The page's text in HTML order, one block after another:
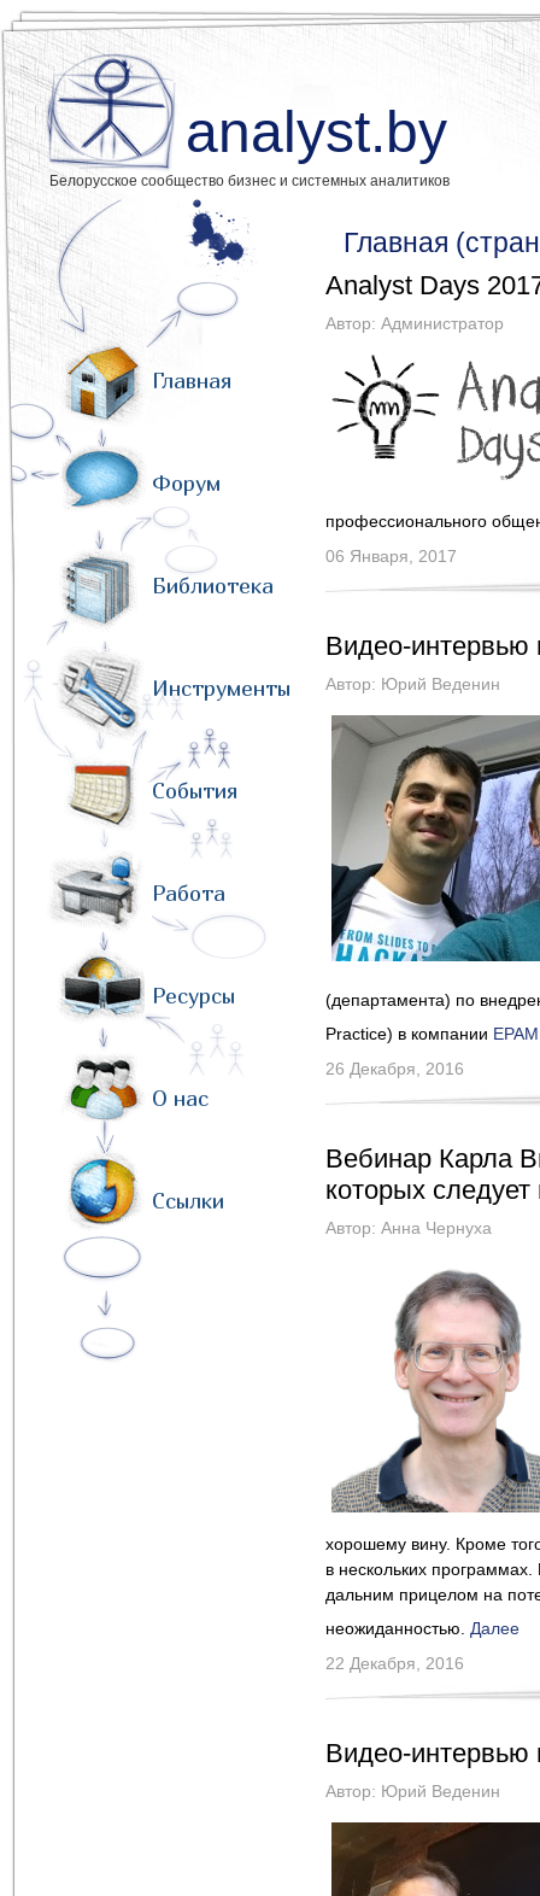
analyst.by
Белорусское сообщество бизнес и системных аналитиков
Главная
Форум
Библиотека
Инструменты
События
Работа
Ресурсы
О нас
Ссылки
Главная
Analyst Days
Автор: Администратор
профессионального
06 Января, 2017
Видео-интервью
Автор: Юрий Веденин
(департамента) по
Practice) в компании
26 Декабря, 2016
Вебинар Карла
которых следует
Автор: Анна Чернуха
хорошему вину. Кроме
в нескольких
дальним прицелом на
неожиданностью. Далее
22 Декабря, 2016
Видео-интервью
Автор: Юрий Веденин